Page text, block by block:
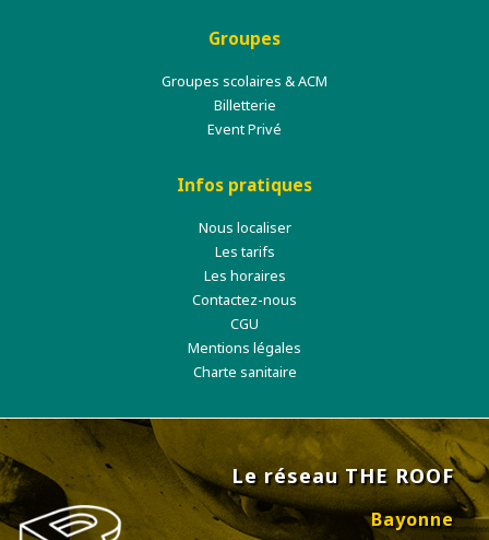
Groupes
Groupes scolaires & ACM
Billetterie
Event Privé
Infos pratiques
Nous localiser
Les tarifs
Les horaires
Contactez-nous
CGU
Mentions légales
Charte sanitaire
Le réseau THE ROOF
Bayonne